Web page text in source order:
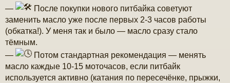
—
После покупки нового питбайка советуют
заменить масло уже после первых 2-3 часов работы
(обкатка!). У меня так и было — масло сразу стало
тёмным.
—
Потом стандартная рекомендация — менять
масло каждые 10-15 моточасов, если питбайк
используется активно (катания по пересечёнке, прыжки,